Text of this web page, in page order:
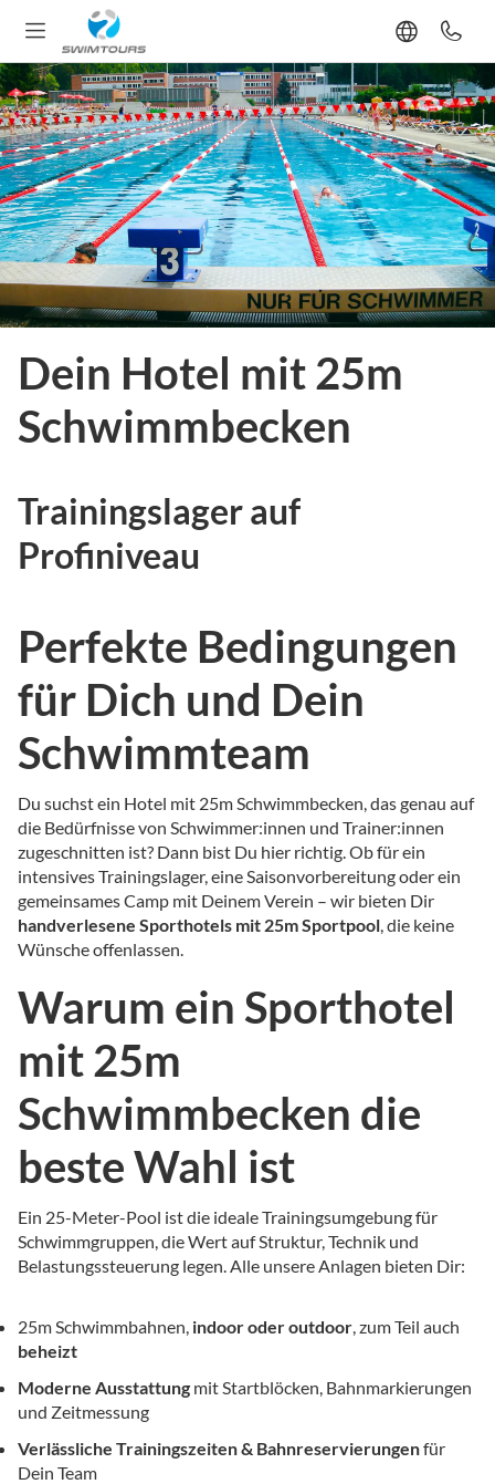
Dein Hotel mit 25m
Schwimmbecken
Trainingslager auf
Profiniveau
Perfekte Bedingungen
für Dich und Dein
Schwimmteam
Du suchst ein Hotel mit 25m Schwimmbecken, das genau auf
die Bedürfnisse von Schwimmer:innen und Trainer:innen
zugeschnitten ist? Dann bist Du hier richtig. Ob für ein
intensives Trainingslager, eine Saisonvorbereitung oder ein
gemeinsames Camp mit Deinem Verein – wir bieten Dir
handverlesene Sporthotels mit 25m Sportpool, die keine
Wünsche offenlassen.
Warum ein Sporthotel
mit 25m
Schwimmbecken die
beste Wahl ist
Ein 25-Meter-Pool ist die ideale Trainingsumgebung für
Schwimmgruppen, die Wert auf Struktur, Technik und
Belastungssteuerung legen. Alle unsere Anlagen bieten Dir:
25m Schwimmbahnen, indoor oder outdoor , zum Teil auch
beheizt
Moderne Ausstattung mit Startblöcken, Bahnmarkierungen
und Zeitmessung
Verlässliche Trainingszeiten & Bahnreservierungenfür
Dein Team